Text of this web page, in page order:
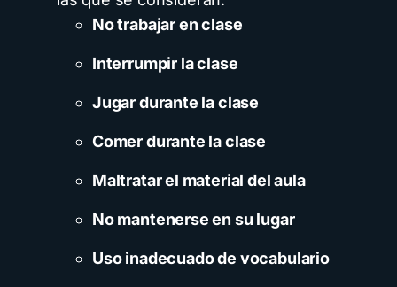
No trabajar en clase
Interrumpir la clase
Jugar durante la clase
Comer durante la clase
Maltratar el material del aula
No mantenerse en su lugar
Uso inadecuado de vocabulario